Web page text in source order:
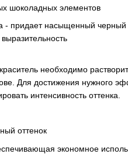
шоколадных элементов
- придает насыщенный черный
необходимо
Для достижения нужного
интенсивность оттенка.
оттенок
экономное